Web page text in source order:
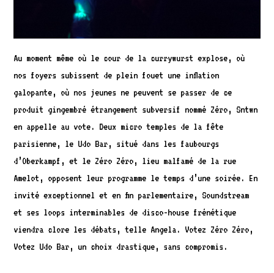
Au moment même où le cour de la currywurst explose, où
nos foyers subissent de plein fouet une inflation
galopante, où nos jeunes ne peuvent se passer de ce
produit gingembré étrangement subversif nommé Zéro, Sntwn
en appelle au vote. Deux micro temples de la fête
parisienne, le Udo Bar, situé dans les faubourgs
d’Oberkampf, et le Zéro Zéro, lieu malfamé de la rue
Amelot, opposent leur programme le temps d’une soirée. En
invité exceptionnel et en fin parlementaire, Soundstream
et ses loops interminables de disco-house frénétique
viendra clore les débats, telle Angela. Votez Zéro Zéro,
Votez Udo Bar, un choix drastique, sans compromis.